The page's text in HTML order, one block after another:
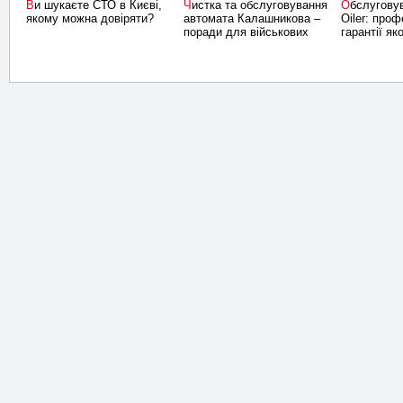
Ви шукаєте СТО в Києві,
якому можна довіряти?
Чистка та обслуговування
автомата Калашникова –
поради для військових
Обслуговування на СТО
Oiler:
гарантії